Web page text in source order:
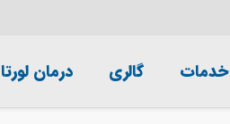
خدمات گالری درمان لورتا